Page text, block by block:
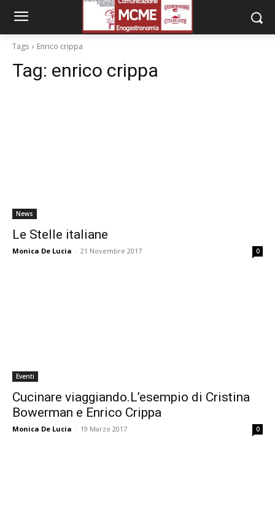
Tags Enrico crippa
Tag: enrico crippa
News
Le Stelle italiane
Monica De Lucia - 21 Novembre 2017 0
Eventi
Cucinare viaggiando.L’esempio di Cristina
Bowerman e Enrico Crippa
Monica De Lucia - 19 Marzo 2017 0